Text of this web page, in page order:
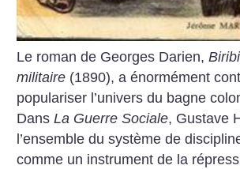
Le roman de Georges Darien,
militaire (1890), a énormément
populariser l’univers du bagne
DansLa Guerre Sociale, Gustave
l’ensemble du système de
comme un instrument de la